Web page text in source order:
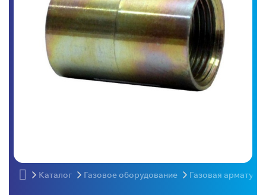
Каталог Газовое оборудование Газовая арматура